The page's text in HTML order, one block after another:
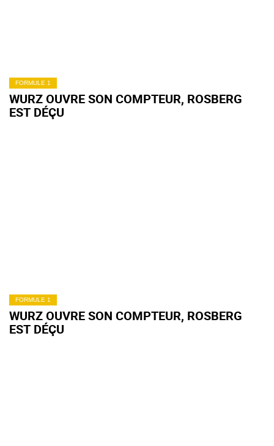
FORMULE 1
WURZ OUVRE SON COMPTEUR, ROSBERG
EST DÉÇU
FORMULE 1
WURZ OUVRE SON COMPTEUR, ROSBERG
EST DÉÇU